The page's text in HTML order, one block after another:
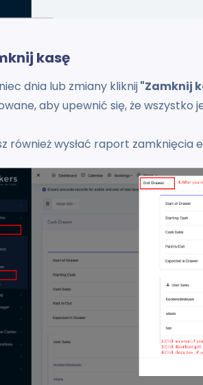
kasę
dnia lub zmiany kliknij"Zamknij
aby upewnić się, że wszystko
również wysłać raport